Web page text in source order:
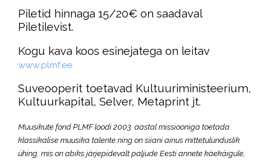
Piletid hinnaga 15/20€ on saadaval
Piletilevist.
Kogu kava koos esinejatega on leitav
www.plmf.ee
Suveooperit toetavad Kultuuriministeerium,
Kultuurkapital, Selver, Metaprint jt.
Muusikute fond PLMF loodi 2003. aastal missiooniga toetada
klassikalise muusika talente ning on siiani ainus mittetulunduslik
ühing, mis on abiks järjepidevalt paljude Eesti annete käekäigule,